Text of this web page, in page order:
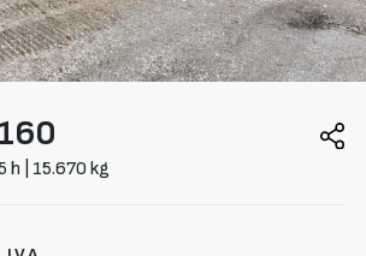
h | 15.670 kg